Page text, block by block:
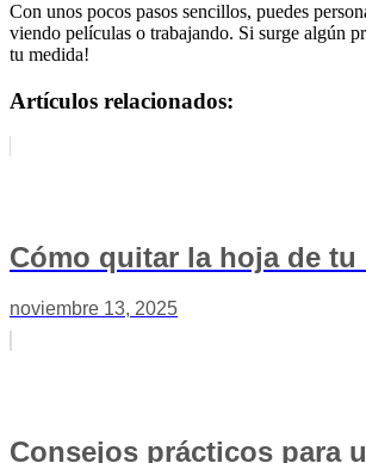
Con unos pocos pasos sencillos, puedes
viendo películas o trabajando. Si surge algún
tu medida!
Artículos relacionados:
Cómo quitar la hoja de
noviembre 13, 2025
Consejos prácticos para